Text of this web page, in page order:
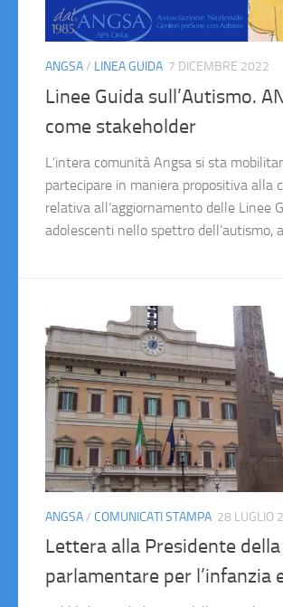
ANGSA/ LINEA GUIDA 7 DICEMBRE 2022
Linee Guida sull’Autismo.
come stakeholder
L’intera comunità Angsa si sta
partecipare in maniera propositiva alla
relativa all’aggiornamento delle Linee
adolescenti nello spettro dell’autismo,
ANGSA/ COMUNICATI STAMPA 28 LUGLIO
Lettera alla Presidente
parlamentare per l’infanzia